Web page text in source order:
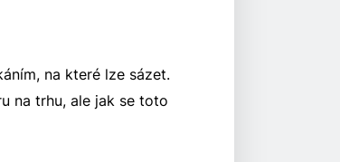
na které lze sázet.
na trhu, ale jak se toto